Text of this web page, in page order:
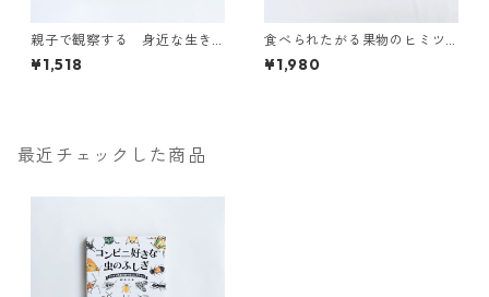
親子で観察する 身近な生き
もの図鑑
¥1,518
食べられたがる果物のヒミツ
ゲッチョ先生の果物コレクシ
ョン
¥1,980
最近チェックした商品